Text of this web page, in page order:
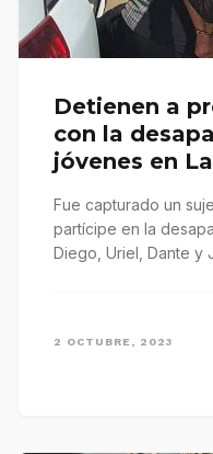
Detienen a
con la
jóvenes en
Fue capturado un
partícipe en la
Diego, Uriel, Dante y
2 OCTUBRE, 2023